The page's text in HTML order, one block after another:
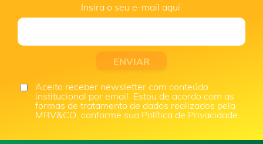
Insira o seu e-mail aqui.
Aceito receber newsletter com conteúdo
institucional por email. Estou de acordo com as
formas de tratamento de dados realizados pela
MRV&CO, conforme sua Política de Privacidade.